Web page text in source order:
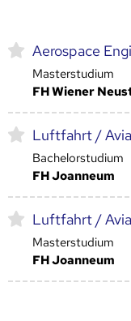
Aerospace
Masterstudium
FH Wiener
Luftfahrt /
Bachelorstudium
FH Joanneum
Luftfahrt /
Masterstudium
FH Joanneum